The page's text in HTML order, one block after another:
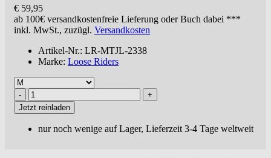
€ 59,95
ab 100€ versandkostenfreie Lieferung oder Buch dabei ***
inkl. MwSt., zuzügl. Versandkosten
Artikel-Nr.: LR-MTJL-2338
Marke: Loose Riders
Jetzt reinladen
nur noch wenige auf Lager, Lieferzeit 3-4 Tage weltweit